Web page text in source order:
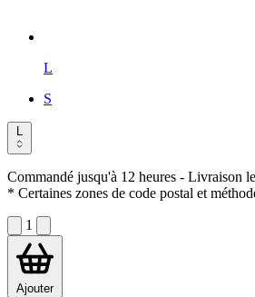
L
S
L
Commandé jusqu'à 12 heures - Livraison
* Certaines zones de code postal et
1
Ajouter